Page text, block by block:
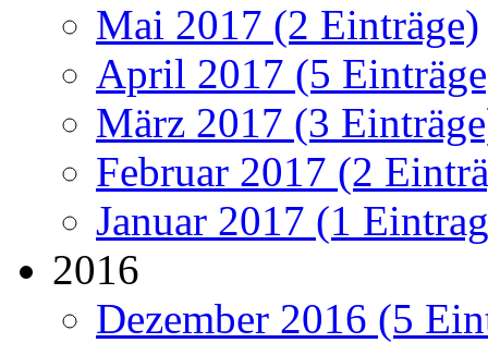
Mai 2017 (2 Einträge)
April 2017 (5
März 2017 (3
Februar 2017 (2
Januar 2017 (1
2016
Dezember 2016 (5